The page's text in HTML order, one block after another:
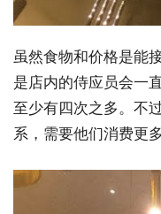
虽然食物和价格是能
是店内的侍应员会一
至少有四次之多。不
系，需要他们消费更多